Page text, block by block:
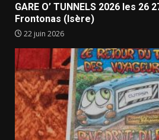
GARE O’ TUNNELS 2026 les 26
Frontonas (Isère)
22 juin 2026